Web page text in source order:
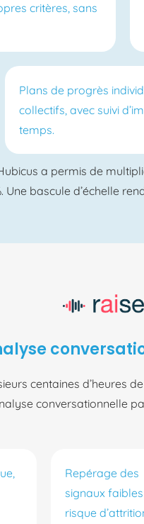
critères, sans
Plans de progrès
collectifs, avec suivi
temps.
a permis de
bascule d’échelle
centaines d’heures
conversationnelle
Repérage des
signaux faibles
risque